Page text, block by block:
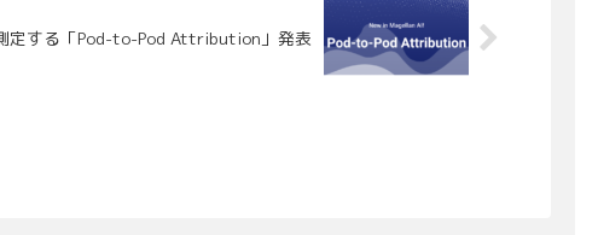
定する「Pod-to-Pod Attribution」発表